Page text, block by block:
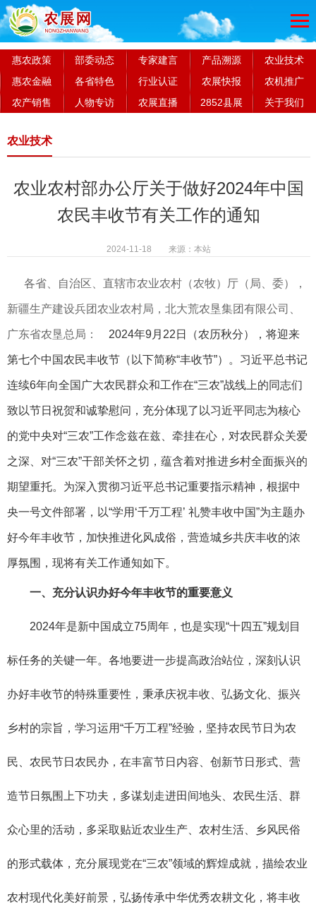
惠农政策 部委动态 专家建言 产品溯源
农业技术
惠农金融
各省特色 行业认证 农展快报
农机推广
农产销售
人物专访 农展直播 2852县展 关于我们
农业技术
农业农村部办公厅关于做好2024年中国
农民丰收节有关工作的通知
2024-11-18 来源：本站
各省、自治区、直辖市农业农村（农牧）厅（局、委），
新疆生产建设兵团农业农村局，北大荒农垦集团有限公司、
广东省农垦总局： 2024年9月22日（农历秋分），将迎来
第七个中国农民丰收节（以下简称“丰收节”）。习近平总书记
连续6年向全国广大农民群众和工作在“三农”战线上的同志们
致以节日祝贺和诚挚慰问，充分体现了以习近平同志为核心
的党中央对“三农”工作念兹在兹、牵挂在心，对农民群众关爱
之深、对“三农”干部关怀之切，蕴含着对推进乡村全面振兴的
期望重托。为深入贯彻习近平总书记重要指示精神，根据中
央一号文件部署，以“学用‘千万工程’ 礼赞丰收中国”为主题办
好今年丰收节，加快推进化风成俗，营造城乡共庆丰收的浓
厚氛围，现将有关工作通知如下。
一、充分认识办好今年丰收节的重要意义
2024年是新中国成立75周年，也是实现“十四五”规划目
标任务的关键一年。各地要进一步提高政治站位，深刻认识
办好丰收节的特殊重要性，秉承庆祝丰收、弘扬文化、振兴
乡村的宗旨，学习运用“千万工程”经验，坚持农民节日为农
民、农民节日农民办，在丰富节日内容、创新节日形式、营
造节日氛围上下功夫，多谋划走进田间地头、农民生活、群
众心里的活动，多采取贴近农业生产、农村生活、乡风民俗
的形式载体，充分展现党在“三农”领域的辉煌成就，描绘农业
农村现代化美好前景，弘扬传承中华优秀农耕文化，将丰收